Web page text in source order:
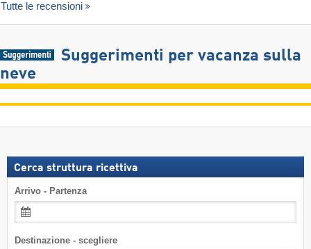
Tutte le recensioni
Suggerimenti per vacanza sulla
neve
Cerca struttura ricettiva
Arrivo - Partenza
Destinazione - scegliere